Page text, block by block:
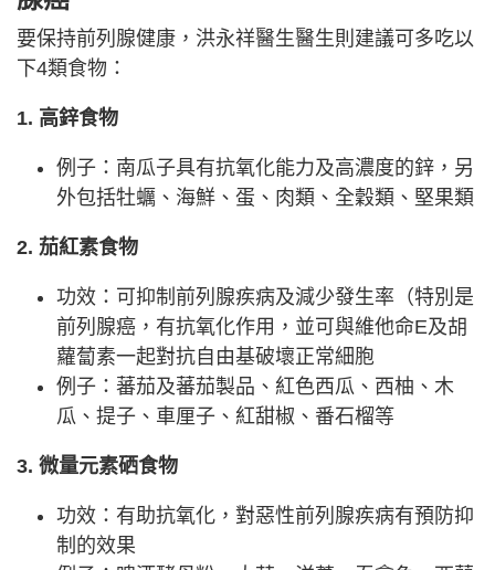
要保持前列腺健康，洪永祥醫生醫生則建議可多吃以
下4類食物：
1. 高鋅食物
例子：南瓜子具有抗氧化能力及高濃度的鋅，另
外包括牡蠣、海鮮、蛋、肉類、全穀類、堅果類
2. 茄紅素食物
功效：可抑制前列腺疾病及減少發生率（特別是
前列腺癌，有抗氧化作用，並可與維他命E及胡
蘿蔔素一起對抗自由基破壞正常細胞
例子：蕃茄及蕃茄製品、紅色西瓜、西柚、木
瓜、提子、車厘子、紅甜椒、番石榴等
3. 微量元素硒食物
功效：有助抗氧化，對惡性前列腺疾病有預防抑
制的效果